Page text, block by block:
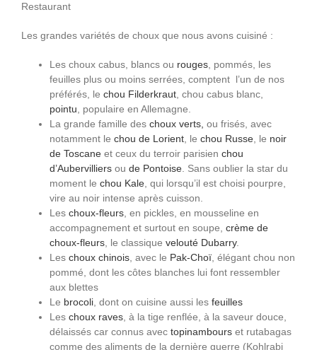
Restaurant
Les grandes variétés de choux que nous avons cuisiné :
Les choux cabus, blancs ou rouges, pommés, les
feuilles plus ou moins serrées, comptent l’un de nos
préférés, le chou Filderkraut, chou cabus blanc,
pointu, populaire en Allemagne.
La grande famille des choux verts, ou frisés, avec
notamment le chou de Lorient, le chou Russe, le noir
de Toscane et ceux du terroir parisien chou
d’Aubervilliers ou de Pontoise. Sans oublier la star du
moment le chou Kale, qui lorsqu’il est choisi pourpre,
vire au noir intense après cuisson.
Les choux-fleurs, en pickles, en mousseline en
accompagnement et surtout en soupe, crème de
choux-fleurs, le classique velouté Dubarry.
Les choux chinois, avec le Pak-Choï, élégant chou non
pommé, dont les côtes blanches lui font ressembler
aux blettes
Le brocoli, dont on cuisine aussi les feuilles
Les choux raves, à la tige renflée, à la saveur douce,
délaissés car connus avec topinambours et rutabagas
comme des aliments de la dernière guerre (Kohlrabi